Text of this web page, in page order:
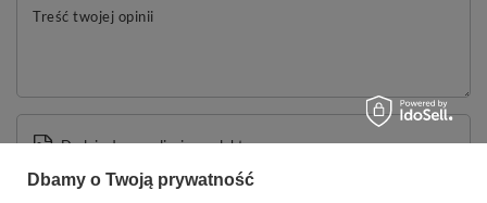
Treść twojej opinii
Dodaj własne zdjęcie produktu:
Dbamy o Twoją prywatność